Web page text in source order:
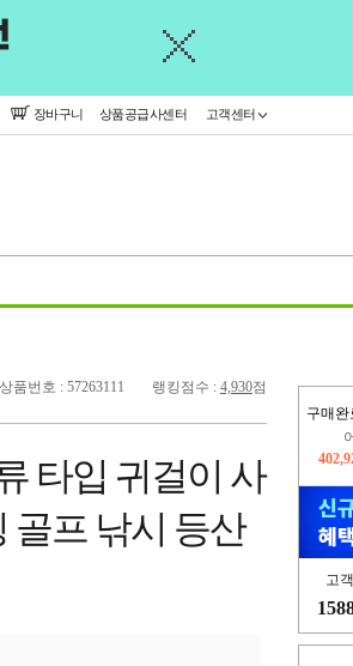
장바구니 상품공급사센터 고객센터
구매완
오
고
상품번호 : 57263111 랭킹점수 : 4,930점
타입 귀걸이 사
골프 낚시 등산